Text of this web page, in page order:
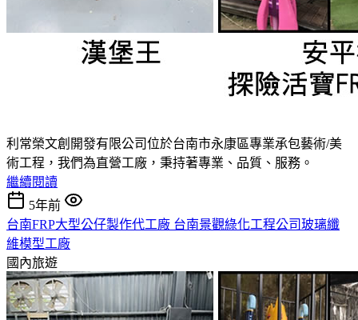
利常榮文創開發有限公司位於台南市永康區專業承包藝術/美
術工程，我們為直營工廠，秉持著專業、品質、服務。
繼續閱讀
5年前
台南FRP大型公仔製作代工廠 台南景觀綠化工程公司玻璃纖
維模型工廠
國內旅遊